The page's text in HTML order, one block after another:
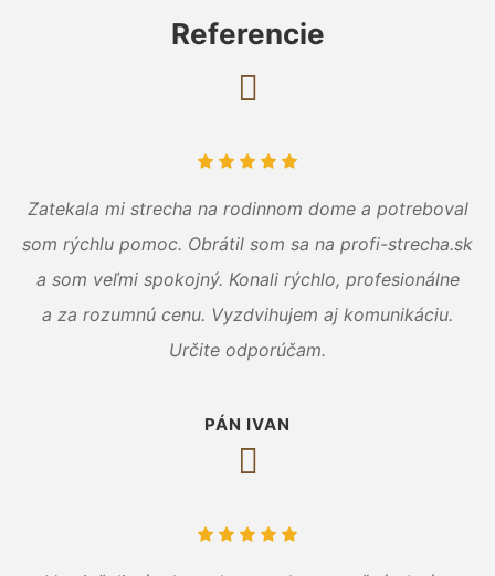
Referencie
Zatekala mi strecha na rodinnom dome a potreboval
som rýchlu pomoc. Obrátil som sa na profi-strecha.sk
a som veľmi spokojný. Konali rýchlo, profesionálne
a za rozumnú cenu. Vyzdvihujem aj komunikáciu.
Určite odporúčam.
PÁN IVAN